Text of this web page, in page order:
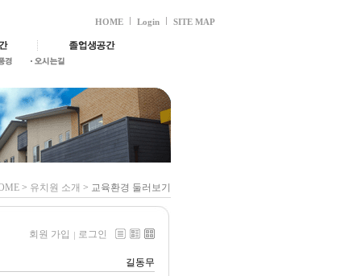
HOME Login SITE MAP
> 유치원 소개 > 교육환경 둘러보기
회원 가입 로그인
길동무